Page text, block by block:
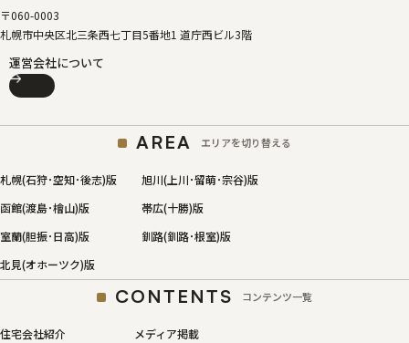
〒060-0003
札幌市中央区北三条西七丁目5番地1 道庁西ビル3階
運営会社について
AREA エリアを切り替える
札幌(石狩･空知･後志)版
旭川(上川･留萌･宗谷)版
函館(渡島･檜山)版
帯広(十勝)版
室蘭(胆振･日高)版
釧路(釧路･根室)版
北見(オホーツク)版
CONTENTS コンテンツ一覧
住宅会社紹介
メディア掲載